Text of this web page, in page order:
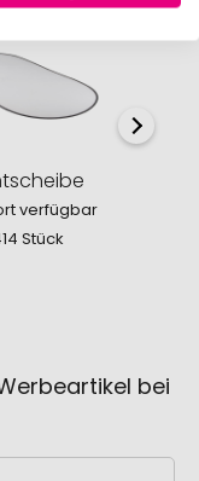
verfügbar
Stück
bei